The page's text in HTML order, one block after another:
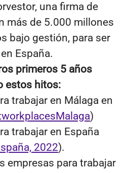
una firma de
más de 5.000 millones
bajo gestión, para ser
España.
primeros 5 años
estos hitos:
trabajar en Málaga en
)
trabajar en España
2022).
empresas para trabajar